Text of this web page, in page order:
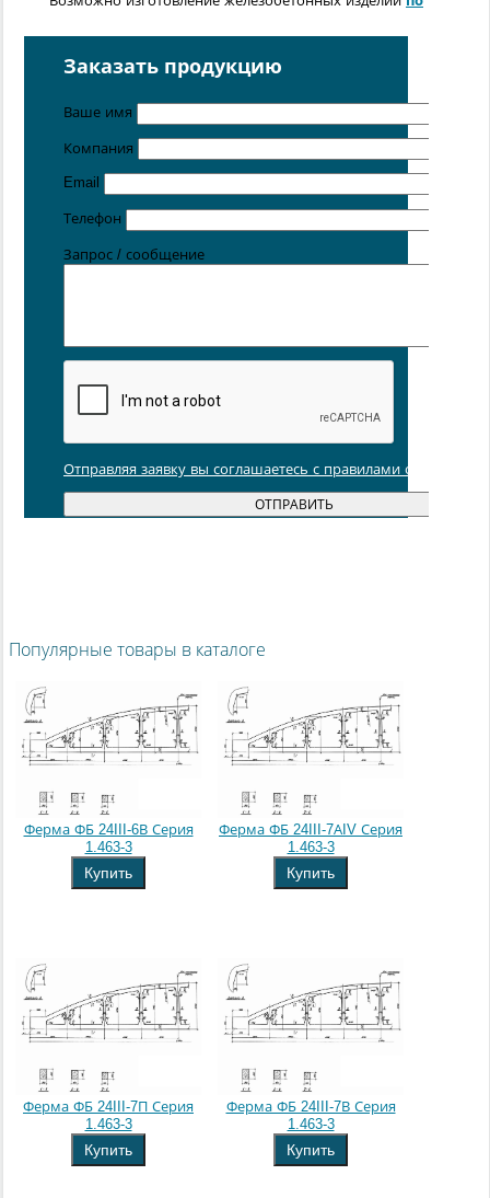
расположенных вСанкт-Петербурге
Цена от 5 руб. / кг
Заказать продукцию
Ваше имя
Компания
Email
Телефон
Запрос / сообщение
Отправляя заявку вы соглашаетесь с правилами обработки
Популярные товары в каталоге
Ферма ФБ 24III-6В Серия
1.463-3
Купить
Ферма ФБ 24III-7АIV Серия
1.463-3
Купить
Ферма ФБ 24III-7П Серия
1.463-3
Купить
Ферма ФБ 24III-7В Серия
1.463-3
Купить